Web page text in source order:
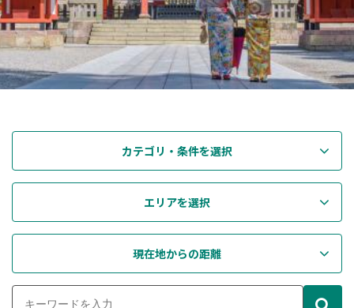
カテゴリ・条件を選択
エリアを選択
現在地からの距離